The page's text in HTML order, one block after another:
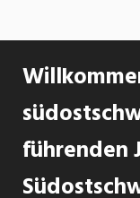
führenden